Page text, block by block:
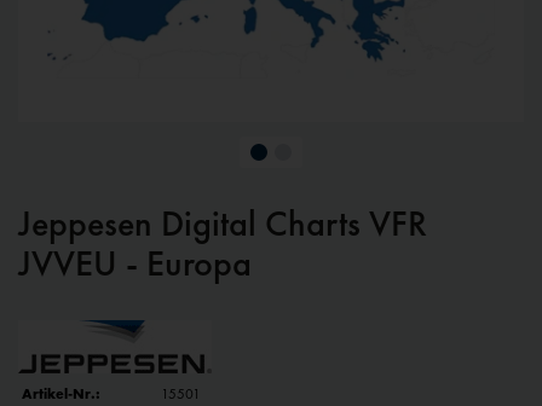
Jeppesen Digital Charts VFR
JVVEU - Europa
Artikel-Nr.:
15501